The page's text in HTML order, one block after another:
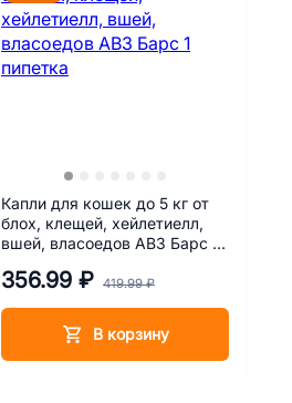
Капли для кошек до 5 кг от
блох, клещей, хейлетиелл,
вшей, власоедов АВЗ Барс 1
356.99 ₽ 419.99 ₽
В корзину